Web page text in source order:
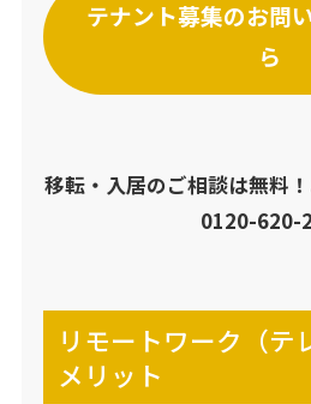
テナント募集のお問
ら
移転・入居のご相談は無料
0120-620-
リモートワーク（テ
メリット